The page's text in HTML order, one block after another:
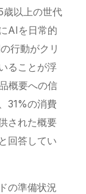
以上の世代
AIを日常的
行動がクリ
ることが浮
概要への信
31%の消費
された概要
回答してい
の準備状況